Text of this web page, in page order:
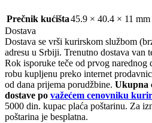
Prečnik kućišta45.9 × 40.4 × 11 mm
Dostava
Dostava se vrši kurirskom službom
adresu u Srbiji. Trenutno dostava van
Rok isporuke teče od prvog narednog
robu kupljenu preko internet
od dana prijema porudžbine. Ukupna
dostave po važećem cenovniku
5000 din. kupac plaća poštarinu. Za
poštarina je besplatna.